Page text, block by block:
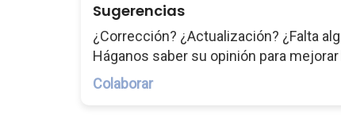
Sugerencias
¿Corrección? ¿Actualización? ¿Falta
Háganos saber su opinión para
Colaborar